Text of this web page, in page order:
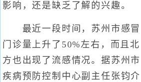
影响，还是缺乏了解的兴趣。
最近一段时间，苏州市感冒
门诊量上升了50%左右，而且北
方也出现了流感情况。据苏州市
疾病预防控制中心副主任张钧介